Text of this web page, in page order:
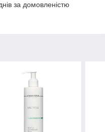
за домовленістю